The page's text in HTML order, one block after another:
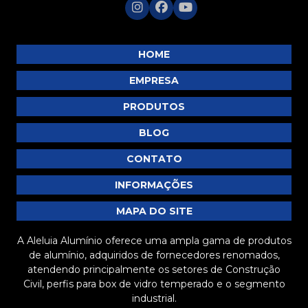
Barra Chata de Alumínio Preço Justo
Barra Chata de Alumínio Preço: 5 Dicas para
Barra chata de alumínio preço: como encontrar as
melhores ofertas no mercado
Barra Chata de Alumínio Preço: Descubra as
Barra chata de alumínio preço: descubra as melhores
opções e como economizar na compra
Barra chata de alumínio preço: descubra como
economizar na sua compra
Barra chata de alumínio preço: tudo que você precisa
saber antes de comprar
Barra Chata de Alumínio Preto é a Solução Ideal para
HOME
EMPRESA
PRODUTOS
BLOG
CONTATO
INFORMAÇÕES
MAPA DO SITE
A Aleluia Alumínio oferece uma ampla gama de produtos
de alumínio, adquiridos de fornecedores renomados,
atendendo principalmente os setores de Construção
Civil, perfis para box de vidro temperado e o segmento
industrial.